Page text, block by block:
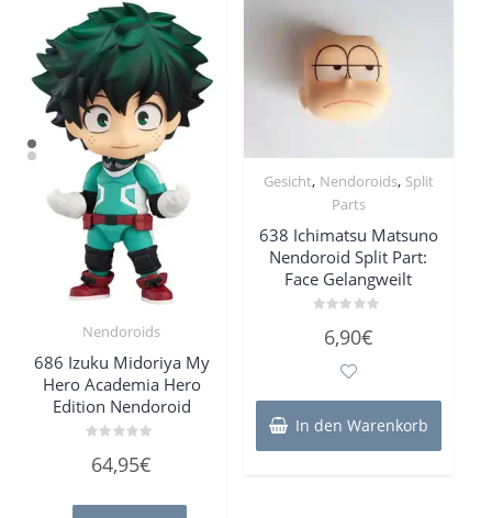
Nendoroids
686 Izuku Midoriya My
Hero Academia Hero
Edition Nendoroid
mit
5
64,95€
Gesicht, Nendoroids, Split
Parts
638 Ichimatsu Matsuno
Nendoroid Split Part:
Face Gelangweilt
mit6,90€
In den Warenkorb